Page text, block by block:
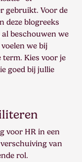
gebruikt. Voor de
deze blogreeks
beschouwen we
we bij
term. Kies voor je
goed bij jullie
voor HR in een
van
rol.